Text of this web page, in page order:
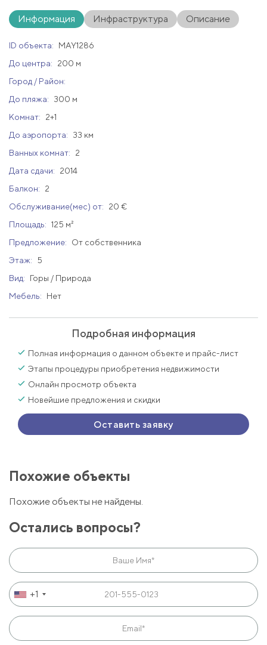
Информация Инфраструктура Описание
ID объекта:
MAY1286
До центра:
200 м
Город / Район:
До пляжа:
300 м
Комнат:
2+1
До аэропорта:
33 км
Ванных комнат:
2
Дата сдачи:
2014
Балкон:
2
Обслуживание(мес) от:
20 €
Площадь: 125 м²
Предложение:
От собственника
Этаж:
5
Вид:
Горы / Природа
Мебель:
Нет
Подробная информация
Полная информация о данном объекте и прайс-лист
Этапы процедуры приобретения недвижимости
Онлайн просмотр объекта
Новейшие предложения и скидки
Оставить заявку
Похожие объекты
Похожие объекты не найдены.
Остались вопросы?
+1